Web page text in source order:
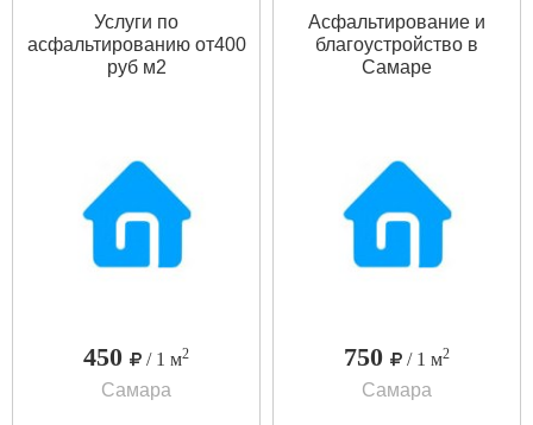
Услуги по
асфальтированию от400
руб м2
450 / 1 м2
Самара
Асфальтирование и
благоустройство в
Самаре
750 / 1 м2
Самара